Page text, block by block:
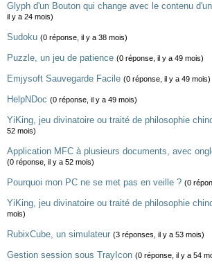
Glyph d'un Bouton qui change avec le contenu
il y a 24 mois)
Sudoku (0 réponse, il y a 38 mois)
Puzzle, un jeu de patience (0 réponse, il y a 49 mois)
Emjysoft Sauvegarde Facile (0 réponse, il y a 49 mois)
HelpNDoc (0 réponse, il y a 49 mois)
YiKing, jeu divinatoire ou traité de philosophie
52 mois)
Application MFC à plusieurs documents, avec
(0 réponse, il y a 52 mois)
Pourquoi mon PC ne se met pas en veille ? (0
YiKing, jeu divinatoire ou traité de philosophie
mois)
RubixCube, un simulateur (3 réponses, il y a 53 mois)
Gestion session sous TrayIcon (0 réponse, il y a 54